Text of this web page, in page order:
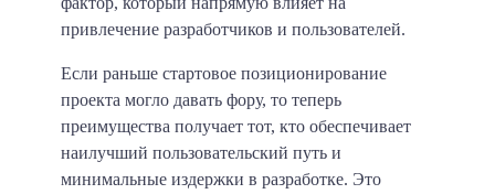
привлечение разработчиков и пользователей.
Если раньше стартовое позиционирование
проекта могло давать фору, то теперь
преимущества получает тот, кто обеспечивает
наилучший пользовательский путь и
минимальные издержки в разработке. Это